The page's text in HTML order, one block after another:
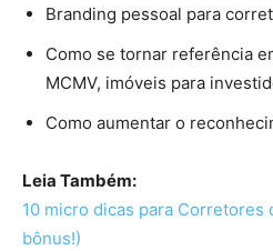
Branding pessoal para
Como se tornar referência
MCMV, imóveis para
Como aumentar o
Leia Também:
10 micro dicas para Corretores
bônus!)